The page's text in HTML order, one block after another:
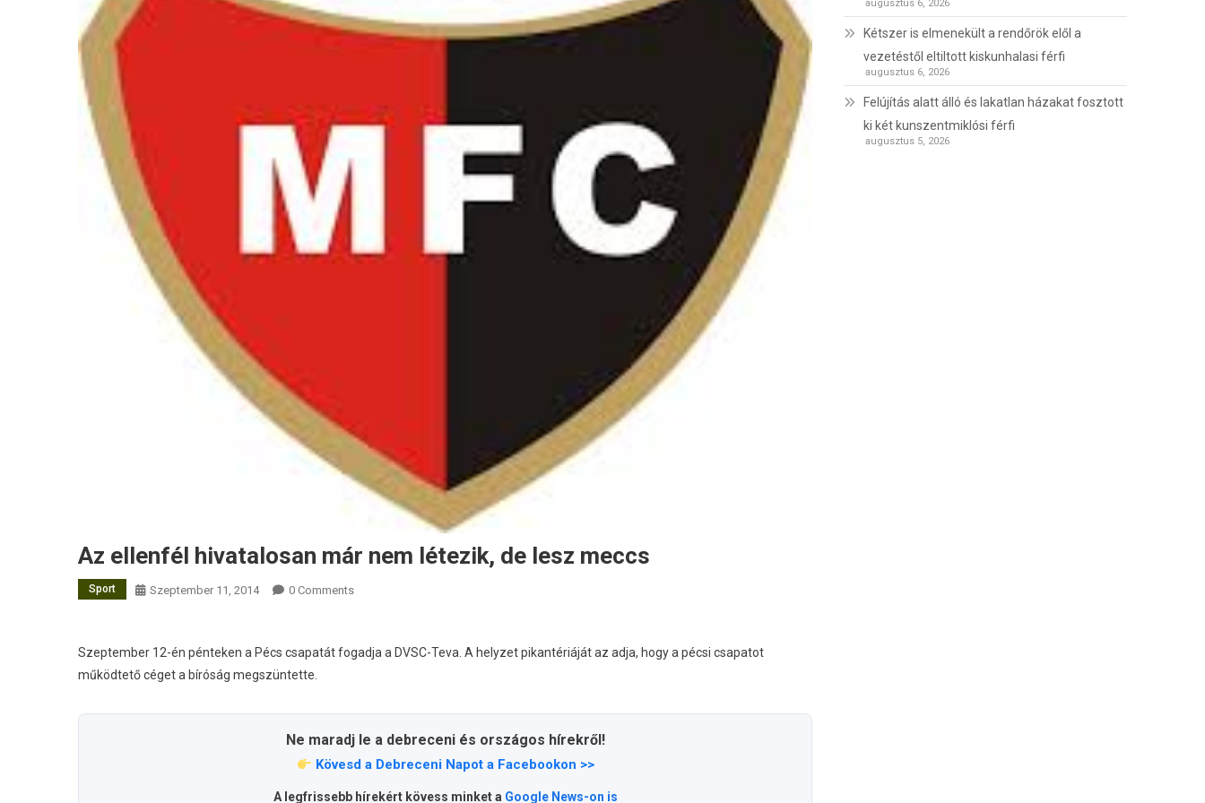
Az ellenfél hivatalosan már nem létezik, de lesz meccs
Sport Szeptember 11, 2014 0 Comments
Szeptember 12-én pénteken a Pécs csapatát fogadja a DVSC-Teva. A helyzet pikantériáját az adja, hogy a pécsi csapatot
működtető céget a bíróság megszüntette.
Ne maradj le a debreceni és országos hírekről!
Kövesd a Debreceni Napot a Facebookon >>
A legfrissebb hírekért kövess minket a Google News-on is
augusztus 6, 2026
Kétszer is elmenekült a rendőrök elől a
vezetéstől eltiltott kiskunhalasi férfi
augusztus 6, 2026
Felújítás alatt álló és lakatlan házakat fosztott
ki két kunszentmiklósi férfi
augusztus 5, 2026